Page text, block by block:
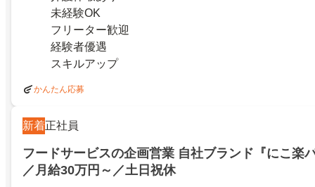
未経験OK
フリーター歓迎
経験者優遇
スキルアップ
かんたん応募
新着正社員
フードサービスの企画営業 自社ブランド『にこ楽
／月給30万円～／土日祝休